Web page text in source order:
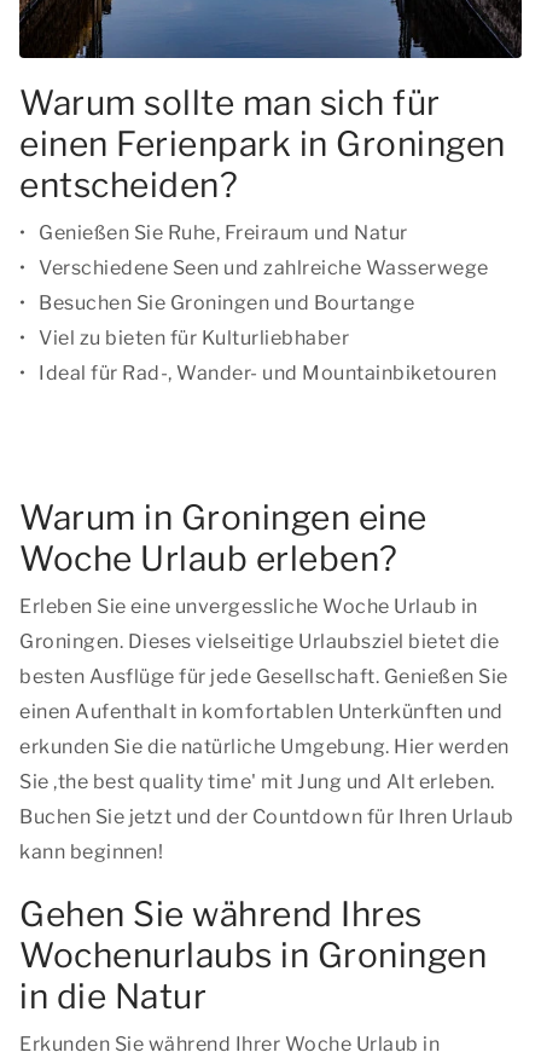
Warum sollte man sich für
einen Ferienpark in Groningen
entscheiden?
Genießen Sie Ruhe, Freiraum und Natur
Verschiedene Seen und zahlreiche Wasserwege
Besuchen Sie Groningen und Bourtange
Viel zu bieten für Kulturliebhaber
Ideal für Rad-, Wander- und Mountainbiketouren
Warum in Groningen eine
Woche Urlaub erleben?
Erleben Sie eine unvergessliche Woche Urlaub in
Groningen. Dieses vielseitige Urlaubsziel bietet die
besten Ausflüge für jede Gesellschaft. Genießen Sie
einen Aufenthalt in komfortablen Unterkünften und
erkunden Sie die natürliche Umgebung. Hier werden
Sie ,the best quality time' mit Jung und Alt erleben.
Buchen Sie jetzt und der Countdown für Ihren Urlaub
kann beginnen!
Gehen Sie während Ihres
Wochenurlaubs in Groningen
in die Natur
Erkunden Sie während Ihrer Woche Urlaub in